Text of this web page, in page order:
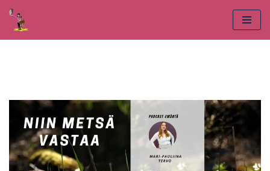
Siirry